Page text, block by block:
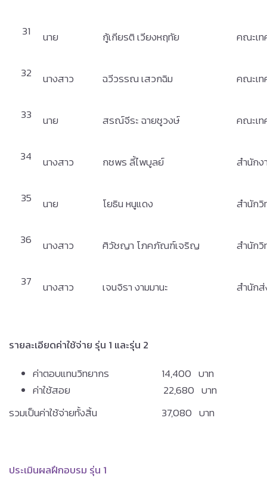
31 นาย กู้เกียรติ เวียงหฤทัย คณะเ
32 นางสาว ฉวีวรรณ เสวกฉิม คณะเ
33 นาย สรณ์จีระ ฉายชูวงษ์ คณะเ
34 นางสาว กชพร ลี้ไพบูลย์ สำนักง
35 นาย โยธิน หนูแดง สำนักวิ
36 นางสาว ศิวัชญา โภคภัณฑ์เจริญ สำนักวิ
37 นางสาว เจนจิรา งามมานะ สำนักส่
รายละเอียดค่าใช้จ่าย รุ่น 1 และรุ่น 2
ค่าตอบแทนวิทยากร 14,400 บาท
ค่าใช้สอย 22,680 บาท
รวมเป็นค่าใช้จ่ายทั้งสิ้น 37,080 บาท
ประเมินผลฝึกอบรม รุ่น 1